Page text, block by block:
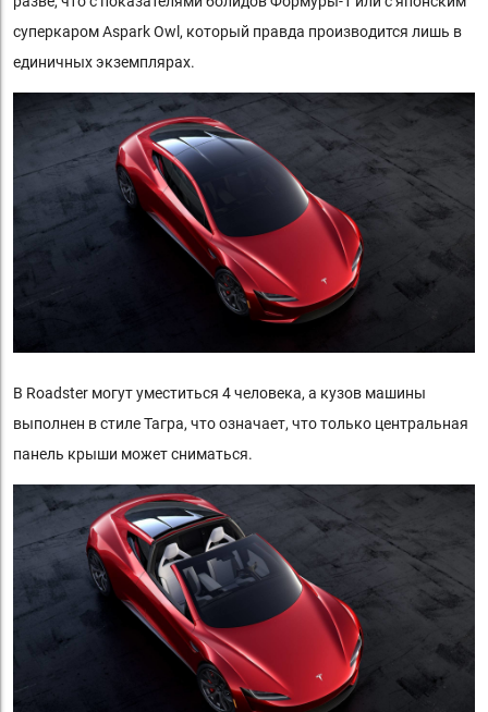
суперкаром Aspark Owl, который правда производится лишь в
единичных экземплярах.
В Roadster могут уместиться 4 человека, а кузов машины
выполнен в стиле Тагра, что означает, что только центральная
панель крыши может сниматься.